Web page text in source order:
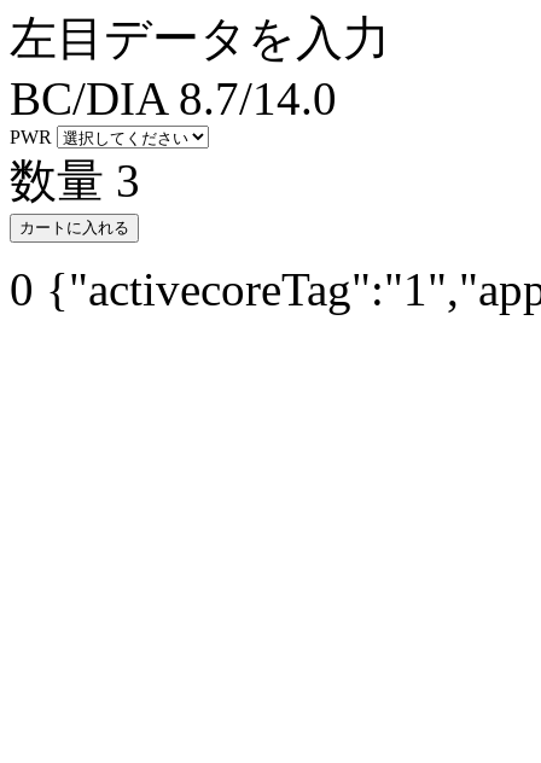
左目データを入力
BC/DIA 8.7/14.0
PWR
数量 3
カートに入れる
0